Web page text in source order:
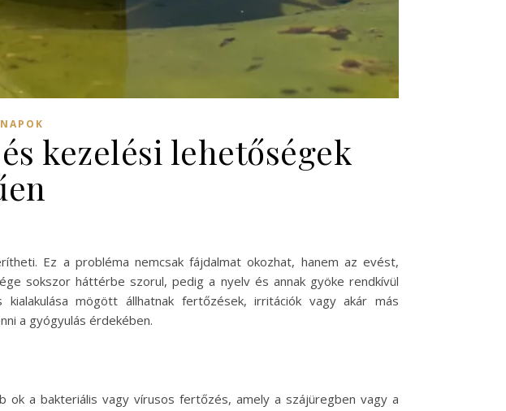
kezelési lehetőségek
Ez a probléma nemcsak fájdalmat okozhat, hanem az evést,
sokszor háttérbe szorul, pedig a nyelv és annak gyöke rendkívül
mögött állhatnak fertőzések, irritációk vagy akár más
a gyógyulás érdekében.
ok a bakteriális vagy vírusos fertőzés, amely a szájüregben vagy a